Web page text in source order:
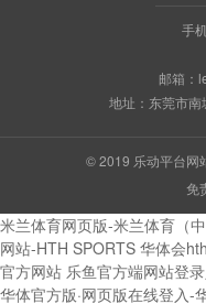
手
邮箱：
地址：东莞市
© 2019 乐动平台网
免
米兰体育网页版-米兰体育（
网站-HTH SPORTS 华体会
官方网站 乐鱼官方端网站登
华体官方版·网页版在线登入-